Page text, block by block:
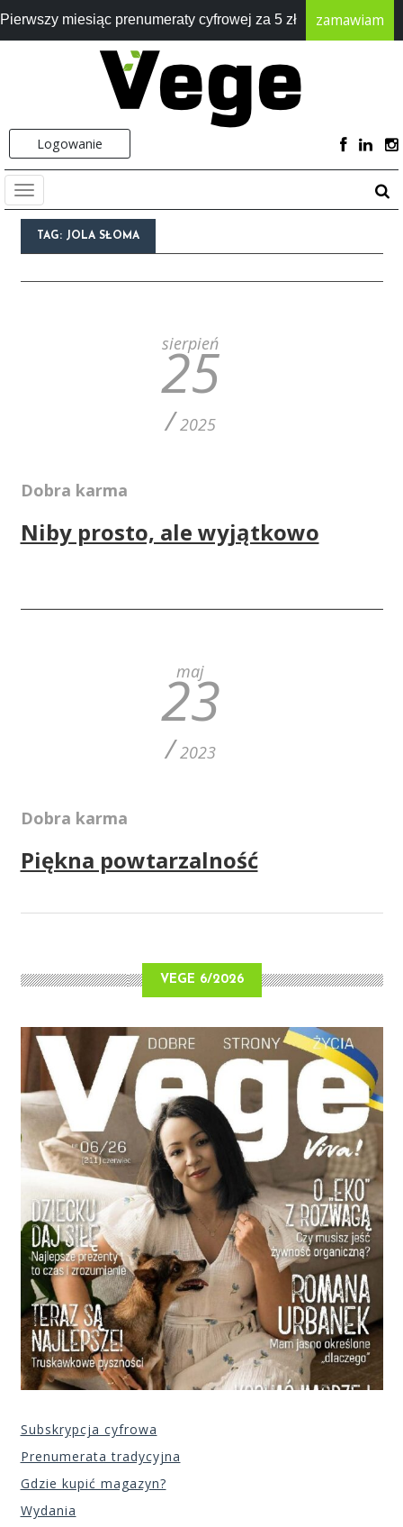
Pierwszy miesiąc prenumeraty cyfrowej za 5 zł zamawiam
Logowanie
TAG: JOLA SŁOMA
sierpień
25
/ 2025
Dobra karma
Niby prosto, ale wyjątkowo
maj
23
/ 2023
Dobra karma
Piękna powtarzalność
VEGE 6/2026
Subskrypcja cyfrowa
Prenumerata tradycyjna
Gdzie kupić magazyn?
Wydania